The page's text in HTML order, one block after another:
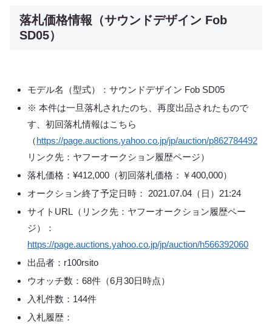
落札価格情報（サウンドデザイン Fob
SD05）
モデル名（型式）：サウンドデザイン Fob SD05
※ 本件は一旦落札されたのち、再度出品されたもので
す、初回落札情報はこちら
（https://page.auctions.yahoo.co.jp/jp/auction/p862784492
リンク先：ヤフーオークション履歴ページ）
落札価格：¥412,000（初回落札価格：￥400,000）
オークション終了予定日時： 2021.07.04（日）21:24
サイトURL（リンク先：ヤフーオークション履歴ペー
ジ）：
https://page.auctions.yahoo.co.jp/jp/auction/h566392060
出品者：r100rsito
ウオッチ数：68件（6月30日時点）
入札件数：144件
入札履歴：